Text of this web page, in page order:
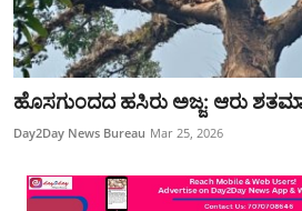
ಹೊಸಗುಂದದ ಹಸಿರು ಅಜ್ಜ: ಆರು
Day2Day News Bureau Mar 25, 2026